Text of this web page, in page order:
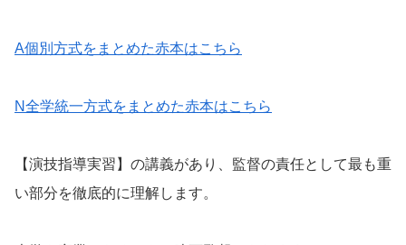
A個別方式をまとめた赤本はこちら
N全学統一方式をまとめた赤本はこちら
【演技指導実習】の講義があり、監督の責任として最も重
い部分を徹底的に理解します。